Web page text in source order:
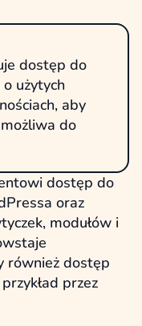
dostęp do
użytych
aby
do
dostęp do
oraz
modułów i
również dostęp
przez